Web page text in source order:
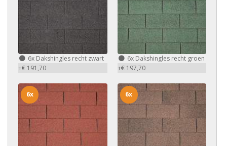
6x Dakshingles recht zwart
+€ 191,70
6xDakshingles recht groen
+€ 197,70
6x 6x